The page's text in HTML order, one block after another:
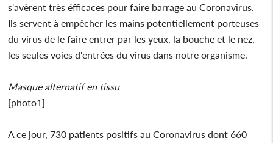
s'avèrent très éfficaces pour faire barrage au Coronavirus.
Ils servent à empêcher les mains potentiellement porteuses
du virus de le faire entrer par les yeux, la bouche et le nez,
les seules voies d'entrées du virus dans notre organisme.
Masque alternatif en tissu
[photo1]
A ce jour, 730 patients positifs au Coronavirus dont 660